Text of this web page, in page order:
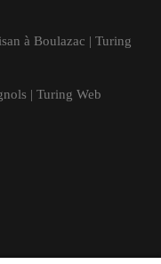
à Boulazac | Turing
| Turing Web